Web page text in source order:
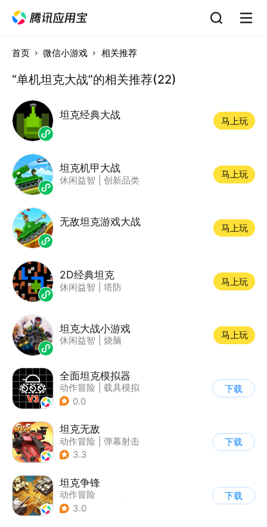
首页 微信小游戏 相关推荐
“单机坦克大战”的相关推荐(22)
坦克经典大战
马上玩
坦克机甲大战
休闲益智 创新品类
马上玩
无敌坦克游戏大战
马上玩
2D经典坦克
休闲益智 塔防
马上玩
坦克大战小游戏
休闲益智 烧脑
马上玩
全面坦克模拟器
动作冒险
载具模拟
| 坦克
0.0
下载
坦克无敌
动作冒险
弹幕射击
| 坦克
3.3
下载
坦克争锋
动作冒险
| 第三人称射击
3.0
下载